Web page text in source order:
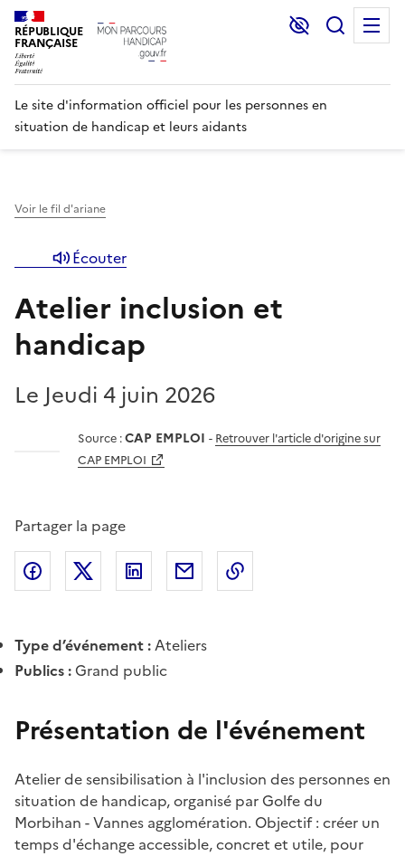
RÉPUBLIQUE
FRANÇAISE
Lecture et
Le site d'information officiel pour les personnes en
situation de handicap et leurs aidants
Voir le fil d'ariane
Écouter
Atelier inclusion et
handicap
Le Jeudi 4 juin 2026
Source :CAP EMPLOI - Retrouver l'article d'origine sur
CAP EMPLOI
Partager la page
Partager l'article surFacebook
Partager l'article sur X (anciennement
Partager l'article sur
Partager l'article par courriel
Type d’événement :Ateliers
Publics :Grand public
Présentation de l'événement
Atelier de sensibilisation à l'inclusion des personnes en
situation de handicap, organisé par Golfe du
Morbihan - Vannes agglomération. Objectif : créer un
temps d'échange accessible, concret et utile, pour